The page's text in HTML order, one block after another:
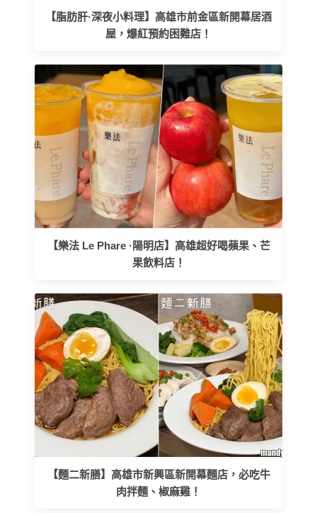
【脂肪肝·深夜小料理】高雄市前金區新開幕居酒
屋，爆紅預約困難店！
【樂法 Le Phare ·陽明店】高雄超好喝蘋果、芒
果飲料店！
【麵二新膳】高雄市新興區新開幕麵店，必吃牛
肉拌麵、椒麻雞！